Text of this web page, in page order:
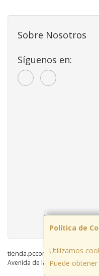
Política de
Utilizamos
Puede
Sobre Nosotros
Síguenos en:
tienda.pccore.es © 2026
Avenida de la Viñuela nº 3,